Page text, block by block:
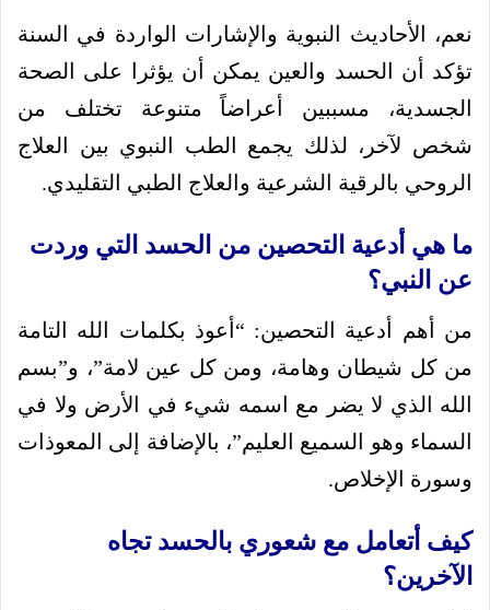
نعم، الأحاديث النبوية والإشارات الواردة في السنة
تؤكد أن الحسد والعين يمكن أن يؤثرا على الصحة
الجسدية، مسببين أعراضاً متنوعة تختلف من
شخص لآخر، لذلك يجمع الطب النبوي بين العلاج
الروحي بالرقية الشرعية والعلاج الطبي التقليدي.
ما هي أدعية التحصين من الحسد التي وردت
عن النبي؟
من أهم أدعية التحصين: “أعوذ بكلمات الله التامة
من كل شيطان وهامة، ومن كل عين لامة”، و”بسم
الله الذي لا يضر مع اسمه شيء في الأرض ولا في
السماء وهو السميع العليم”، بالإضافة إلى المعوذات
وسورة الإخلاص.
كيف أتعامل مع شعوري بالحسد تجاه
الآخرين؟